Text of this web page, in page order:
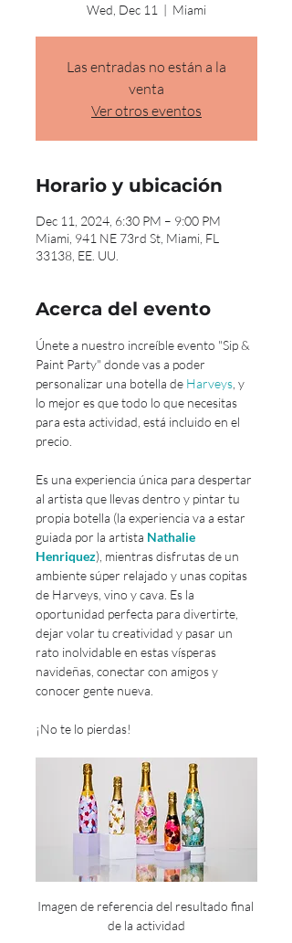
Wed, Dec 11
  |
Miami
Las entradas no están a la
venta
Ver otros eventos
Horario y ubicación
Dec 11, 2024, 6:30 PM – 9:00 PM
Miami, 941 NE 73rd St, Miami, FL
33138, EE. UU.
Acerca del evento
Únete a nuestro increíble evento "Sip &
Paint Party" donde vas a poder
personalizar una botella de Harveys , y
lo mejor es que todo lo que necesitas
para esta actividad, está incluido en el
precio.
Es una experiencia única para despertar
al artista que llevas dentro y pintar tu
propia botella (la experiencia va a estar
guiada por la artista Nathalie
Henriquez), mientras disfrutas de un
ambiente súper relajado y unas copitas
de Harveys, vino y cava. Es la
oportunidad perfecta para divertirte,
dejar volar tu creatividad y pasar un
rato inolvidable en estas vísperas
navideñas, conectar con amigos y
conocer gente nueva.
¡No te lo pierdas!
Imagen de referencia del resultado final
de la actividad